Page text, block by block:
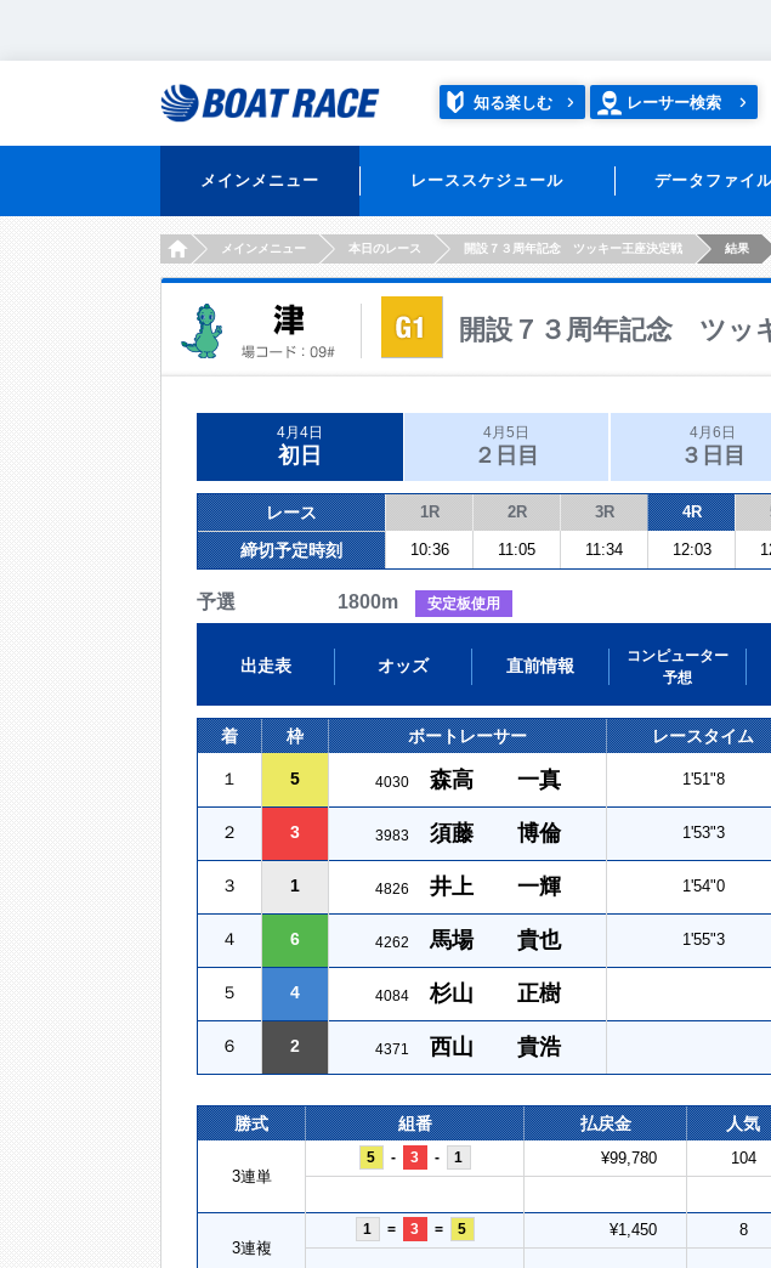
知る楽しむ レーサー検索
メインメニュー レーススケジュール データファイ
HOMEメインメニュー 本日のレース 開設７３周年記念 ツッキー王座決定戦 結果
開設７３周年記念 ツッ
4月4日
初日
4月5日
２日目
4月6日
３日目
レース 1R 2R 3R 4R
締切予定時刻 10:36 11:05 11:34 12:03
予選 1800m 安定板使用
出走表 オッズ 直前情報
コンピューター
予想
着 枠 ボートレーサー レースタイム
１ 5 4030 森高 一真 1'51"8
２ 3 3983 須藤 博倫 1'53"3
３ 1 4826 井上 一輝 1'54"0
４ 6 4262 馬場 貴也 1'55"3
５ 4 4084 杉山 正樹
６ 2 4371 西山 貴浩
勝式 組番 払戻金 人気
3連単
5 - 3 - 1 ¥99,780 104
3連複
1 = 3 = 5 ¥1,450 8